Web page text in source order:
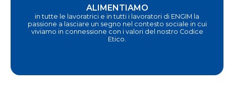
ALIMENTIAMO
in tutte le lavoratrici e in tutti i lavoratori di ENGIM la
passione a lasciare un segno nel contesto sociale in cui
viviamo in connessione con i valori del nostro Codice
Etico.